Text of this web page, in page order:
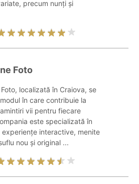
precum nunți și
Foto
localizată în Craiova, se
în care contribuie la
vii pentru fiecare
este specializată în
interactive, menite
nou și original ...